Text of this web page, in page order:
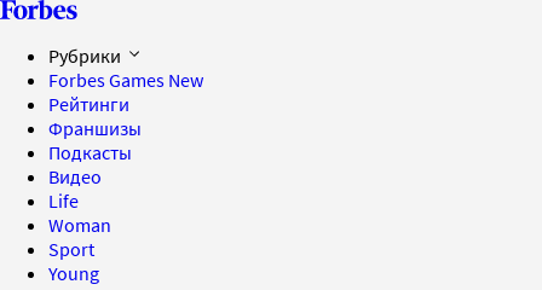
Рубрики
Forbes Games New
Рейтинги
Франшизы
Подкасты
Видео
Life
Woman
Sport
Young